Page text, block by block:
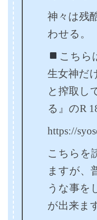
神々は残
わせる。
こちら
生女神だ
と搾取し
る』のR
https://
こちらを
ますが、
うな事を
が出来ま